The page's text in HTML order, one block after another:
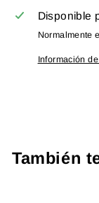
Disponible
Normalmente
Información
También